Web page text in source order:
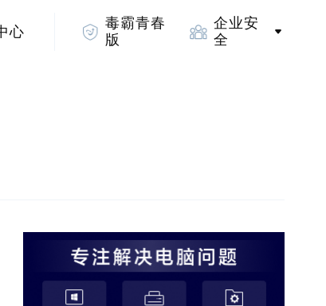
心
毒霸青春
版
企业安
全